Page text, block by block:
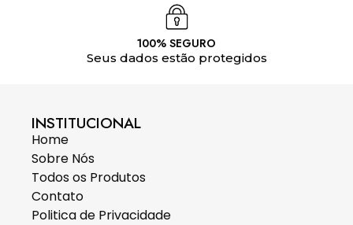
100% SEGURO
Seus dados estão protegidos
INSTITUCIONAL
Home
Sobre Nós
Todos os Produtos
Contato
Politica de Privacidade